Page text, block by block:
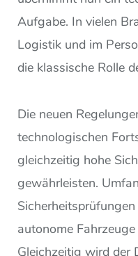
Aufgabe. In vielen
Logistik und im
die klassische Rolle
Die neuen
technologischen
gleichzeitig hohe
gewährleisten.
autonome
Gleichzeitig wird der